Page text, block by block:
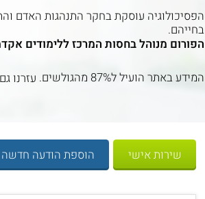
הפסיכולוגיה עוסקת בחקר התנהגות האדם
בחייהם.
הפורום מנוהל בחסות המרכז ללימודים
המידע באתר הועיל ל87% מהגולשים.
עזרנו
שירות אישי הוספת הודעה חדשה